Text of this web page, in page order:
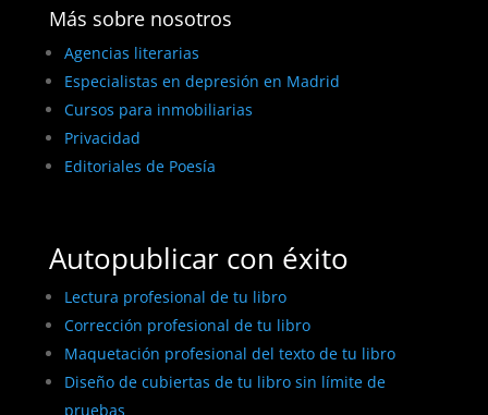
Más sobre nosotros
Agencias literarias
Especialistas en depresión en Madrid
Cursos para inmobiliarias
Privacidad
Editoriales de Poesía
Autopublicar con éxito
Lectura profesional de tu libro
Corrección profesional de tu libro
Maquetación profesional del texto de tu libro
Diseño de cubiertas de tu libro sin límite de
pruebas